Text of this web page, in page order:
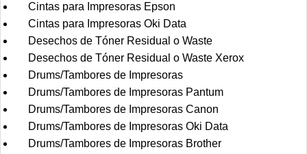
Cintas para Impresoras Epson
Cintas para Impresoras Oki Data
Desechos de Tóner Residual o Waste
Desechos de Tóner Residual o Waste Xerox
Drums/Tambores de Impresoras
Drums/Tambores de Impresoras Pantum
Drums/Tambores de Impresoras Canon
Drums/Tambores de Impresoras Oki Data
Drums/Tambores de Impresoras Brother